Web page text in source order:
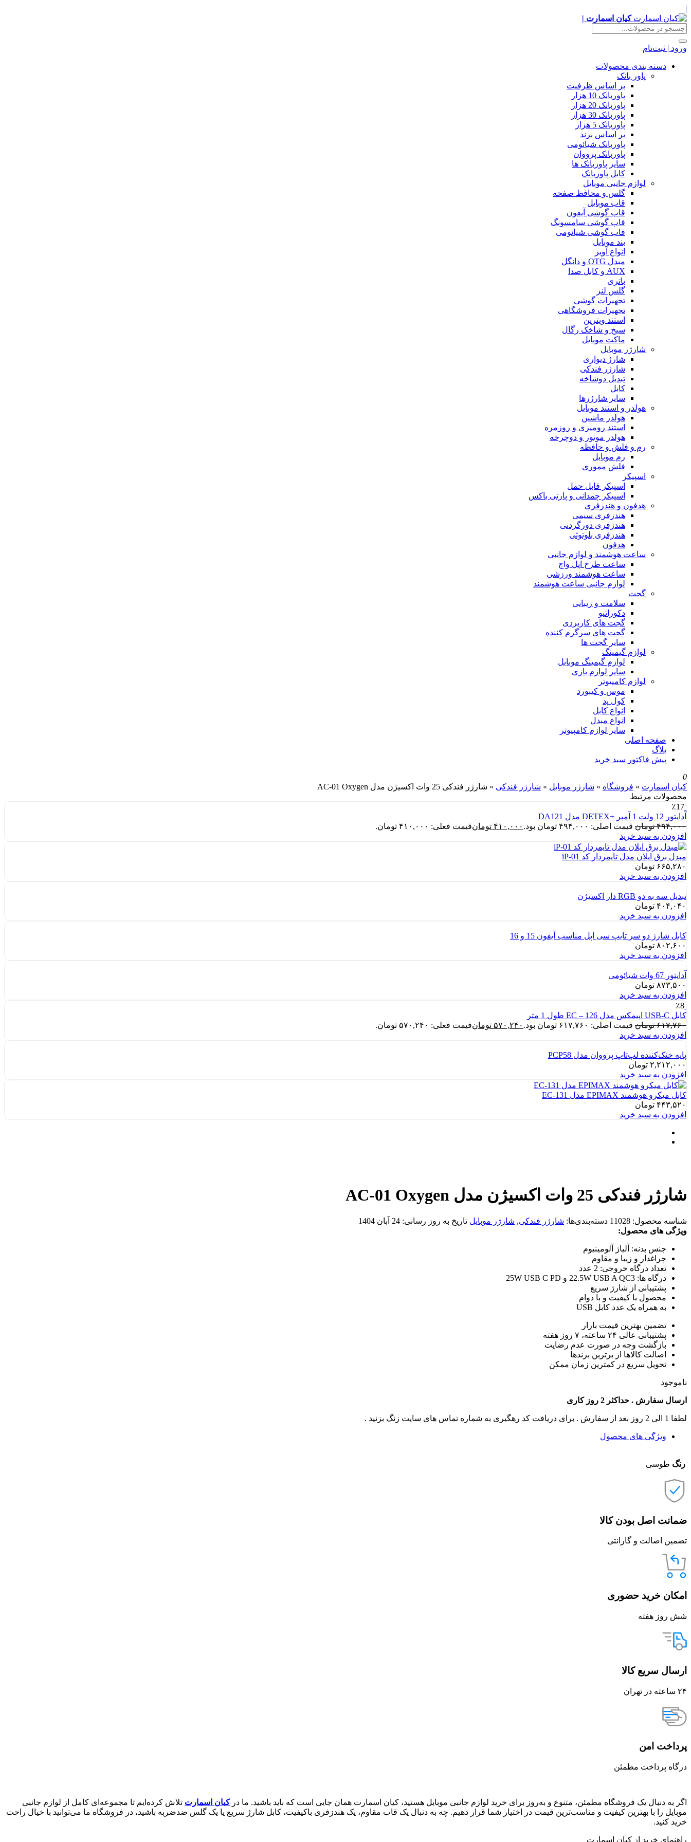
|
کیان اسمارت |
ورود | ثبت‌نام
دسته بندی محصولات
پاور بانک
بر اساس ظرفیت
پاوربانک 10 هزار
پاوربانک 20 هزار
پاوربانک 30 هزار
پاوربانک 5 هزار
بر اساس برند
پاوربانک شیائومی
پاوربانک پرووان
سایر پاوربانک ها
کابل پاوربانک
لوازم جانبی موبایل
گلس و محافظ صفحه
قاب موبایل
قاب گوشی آیفون
قاب گوشی سامسونگ
قاب گوشی شیائومی
بند موبایل
انواع آویز
مبدل OTG و دانگل
AUX و کابل صدا
باتری
گلس لنز
تجهیزات گوشی
تجهیزات فروشگاهی
استند ویترین
سیخ و شاخک رگال
ماکت موبایل
شارژر موبایل
شارژ دیواری
شارژر فندکی
تبدیل دوشاخه
کابل
سایر شارژرها
هولدر و استند موبایل
هولدر ماشین
استند رومیزی و روزمره
هولدر موتور و دوچرخه
رم و فلش و حافظه
رم موبایل
فلش مموری
اسپیکر
اسپیکر قابل حمل
اسپیکر چمدانی و پارتی باکس
هدفون و هندزفری
هندزفری سیمی
هندزفری دورگردنی
هندزفری بلوتوثی
هدفون
ساعت هوشمند و لوازم جانبی
ساعت طرح اپل واچ
ساعت هوشمند ورزشی
لوازم جانبی ساعت هوشمند
گجت
سلامت و زیبایی
دکوراتیو
گجت های کاربردی
گجت های سرگرم کننده
سایر گجت ها
لوازم گیمینگ
لوازم گیمینگ موبایل
سایر لوازم بازی
لوازم کامپیوتر
موس و کیبورد
کول پد
انواع کابل
انواع مبدل
سایر لوازم کامپیوتر
صفحه اصلی
بلاگ
پیش فاکتور سبد خرید
0
کیان اسمارت » فروشگاه » شارژر موبایل » شارژر فندکی » شارژر فندکی 25 وات اکسیژن مدل AC-01 Oxygen
محصولات مرتبط
٪17
آداپتور 12 ولت 1 آمپر +DETEX مدل DA121
۴۹۴,۰۰۰ تومان قیمت اصلی: ۴۹۴,۰۰۰ تومان بود. ۴۱۰,۰۰۰ تومانقیمت فعلی: ۴۱۰,۰۰۰ تومان.
افزودن به سبد خرید
مبدل برق ایلان مدل تایمردار کد iP-01
۶۶۵,۲۸۰ تومان
افزودن به سبد خرید
تبدیل سه به دو RGB دار اکسیژن
۴۰۴,۰۴۰ تومان
افزودن به سبد خرید
کابل شارژ دو سر تایپ سی اپل مناسب آیفون 15 و 16
۸۰۲,۶۰۰ تومان
افزودن به سبد خرید
آداپتور 67 وات شیائومی
۸۷۳,۵۰۰ تومان
افزودن به سبد خرید
٪8
کابل USB-C اپیمکس مدل EC – 126 طول 1 متر
۶۱۷,۷۶۰ تومان قیمت اصلی: ۶۱۷,۷۶۰ تومان بود. ۵۷۰,۲۴۰ تومانقیمت فعلی: ۵۷۰,۲۴۰ تومان.
افزودن به سبد خرید
پایه خنک‌کننده لپ‌تاپ پرووان مدل PCP58
۲,۲۱۲,۰۰۰ تومان
افزودن به سبد خرید
کابل میکرو هوشمند EPIMAX مدل EC-131
۴۴۳,۵۲۰ تومان
افزودن به سبد خرید
شارژر فندکی 25 وات اکسیژن مدل AC-01 Oxygen
شناسه محصول: 11028 دسته‌بندی‌ها: شارژر فندکی, شارژر موبایل تاریخ به روز رسانی: 24 آبان 1404
ویژگی های محصول:
جنس بدنه: آلیاژ آلومینیوم
چراغدار و زیبا و مقاوم
تعداد درگاه خروجی: 2 عدد
درگاه ها: 22.5W USB A QC3 و 25W USB C PD
پشتیبانی از شارژ سریع
محصول با کیفیت و با دوام
به همراه یک عدد کابل USB
تضمین بهترین قیمت بازار
پشتیبانی عالی ۲۴ ساعته، ۷ روز هفته
بازگشت وجه در صورت عدم رضایت
اصالت کالاها از برترین برندها
تحویل سریع در کمترین زمان ممکن
ناموجود
ارسال سفارش . حداکثر 2 روز کاری
لطفا 1 الی 2 روز بعد از سفارش . برای دریافت کد رهگیری به شماره تماس های سایت زنگ بزنید .
ویژگی های محصول
رنگ طوسی
ضمانت اصل بودن کالا
تضمین اصالت و گارانتی
امکان خرید حضوری
شش روز هفته
ارسال سریع کالا
۲۴ ساعته در تهران
پرداخت امن
درگاه پرداخت مطمئن
اگر به دنبال یک فروشگاه مطمئن، متنوع و به‌روز برای خرید لوازم جانبی موبایل هستید، کیان اسمارت همان جایی است که باید باشید. ما درکیان اسمارت تلاش کرده‌ایم تا مجموعه‌ای کامل از لوازم جانبی
موبایل را با بهترین کیفیت و مناسب‌ترین قیمت در اختیار شما قرار دهیم. چه به دنبال یک قاب مقاوم، یک هندزفری باکیفیت، کابل شارژ سریع یا یک گلس ضدضربه باشید، در فروشگاه ما می‌توانید با خیال راحت
خرید کنید.
راهنمای خرید از کیان اسمارت